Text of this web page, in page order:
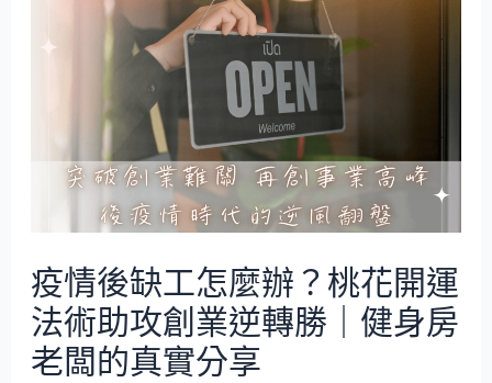
疫情後缺工怎麼辦？桃花開運
法術助攻創業逆轉勝｜健身房
老闆的真實分享